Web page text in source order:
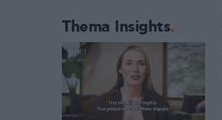
Thema Insights